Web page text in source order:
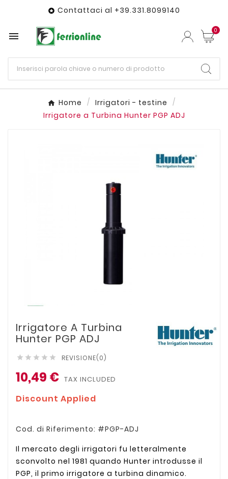
 Contattaci al +39.331.8099140
 0
Home
Irrigatori - testine
Irrigatore a Turbina Hunter PGP ADJ
Irrigatore A Turbina
Hunter PGP ADJ
     REVISIONE(0)
10,49 € TAX INCLUDED
Discount Applied
Cod. di Riferimento: #PGP-ADJ
Il mercato degli irrigatori fu letteralmente
sconvolto nel 1981 quando Hunter introdusse il
PGP, il primo irrigatore a turbina dinamico.